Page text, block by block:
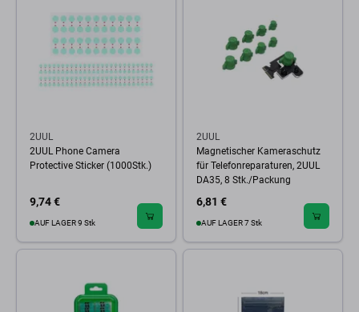
2UUL
2UUL Phone Camera
Protective Sticker (1000Stk.)
9,74 €
AUF LAGER 9 Stk
2UUL
Magnetischer Kameraschutz
für Telefonreparaturen, 2UUL
DA35, 8 Stk./Packung
6,81 €
AUF LAGER 7 Stk